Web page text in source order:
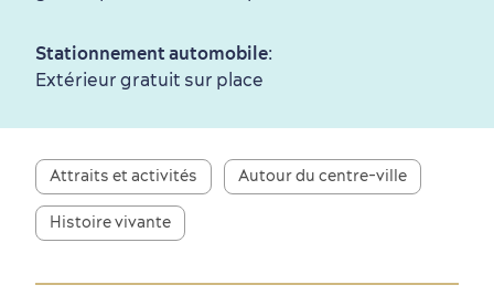
Nature à proximité
Stationnement automobile:
Extérieur gratuit sur place
Attraits et activités Autour du centre-ville
Histoire vivante